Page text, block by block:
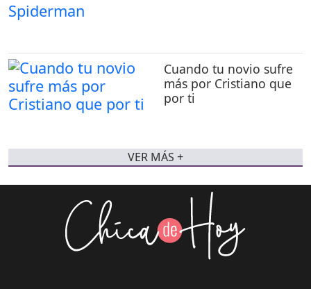
Cuando tu novio sufre
más por Cristiano que
por ti
VER MÁS +